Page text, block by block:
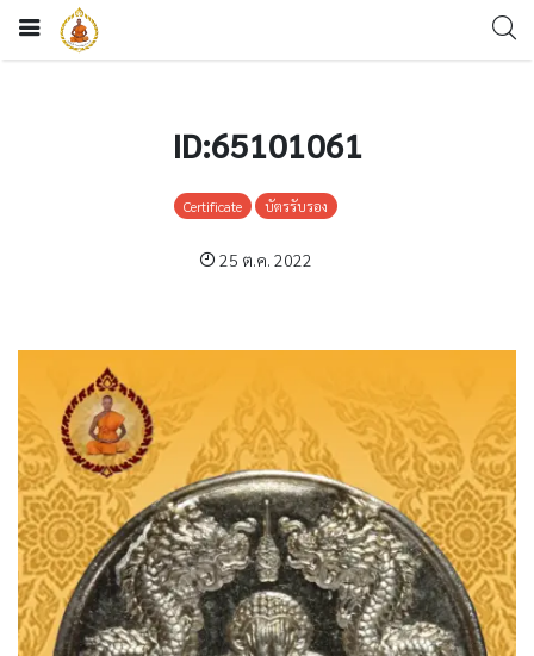
ID:65101061
Certificate บัตรรับรอง
25 ต.ค. 2022